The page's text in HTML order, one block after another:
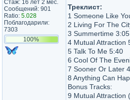
Стаж: 16 лет 2 мес.
Сообщений: 901
Ratio: 5.028
Поблагодарили:
7303
100%
Треклист:
1 Someone Like
2 Living For The
3 Summertime 3:05
4 Mutual Attraction
5 Talk To Me 5:40
6 Cool Of The
7 Sooner Or Later
8 Anything Can
Bonus Tracks:
9 Mutual Attraction